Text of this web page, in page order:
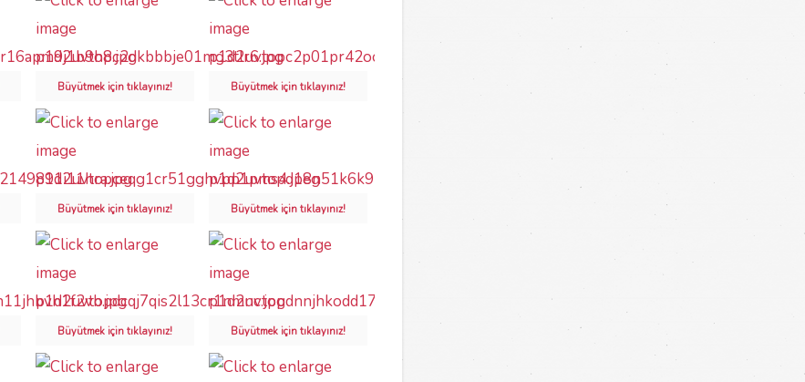
Büyütmek için tıklayınız! Büyütmek için tıklayınız!
Büyütmek için tıklayınız! Büyütmek için tıklayınız!
Büyütmek için tıklayınız! Büyütmek için tıklayınız!